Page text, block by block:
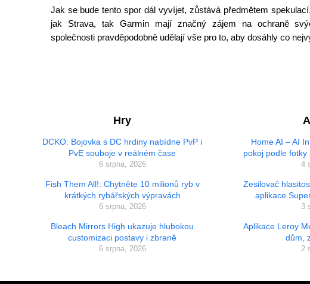
Jak se bude tento spor dál vyvíjet, zůstává předmětem
jak Strava, tak Garmin mají značný zájem na ochraně
společnosti pravděpodobně udělají vše pro to, aby dosáhly co
Hry
DCKO: Bojovka s DC hrdiny nabídne PvP i
PvE souboje v reálném čase
6 srpna, 2026
Fish Them All!: Chytněte 10 milionů ryb v
krátkých rybářských výpravách
6 srpna, 2026
Bleach Mirrors High ukazuje hlubokou
customizaci postavy i zbraně
6 srpna, 2026
Home AI – AI
pokoj podle
4
Zesilovač
aplikace
3
Aplikace Leroy
dům,
2